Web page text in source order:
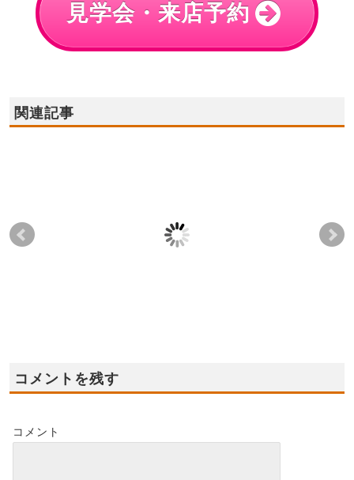
見学会・来店予約
関連記事
2020年10月3日(土),4日
2021年8月7日(土),8日
コメントを残す
コメント